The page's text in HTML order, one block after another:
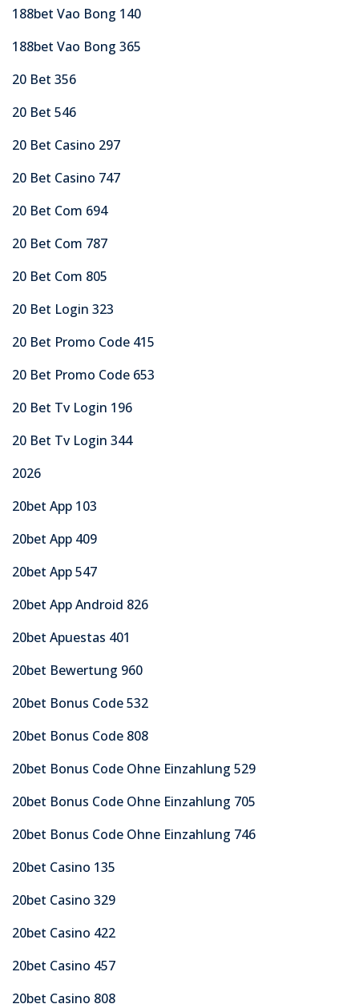
188bet Vao Bong 140
188bet Vao Bong 365
20 Bet 356
20 Bet 546
20 Bet Casino 297
20 Bet Casino 747
20 Bet Com 694
20 Bet Com 787
20 Bet Com 805
20 Bet Login 323
20 Bet Promo Code 415
20 Bet Promo Code 653
20 Bet Tv Login 196
20 Bet Tv Login 344
2026
20bet App 103
20bet App 409
20bet App 547
20bet App Android 826
20bet Apuestas 401
20bet Bewertung 960
20bet Bonus Code 532
20bet Bonus Code 808
20bet Bonus Code Ohne Einzahlung 529
20bet Bonus Code Ohne Einzahlung 705
20bet Bonus Code Ohne Einzahlung 746
20bet Casino 135
20bet Casino 329
20bet Casino 422
20bet Casino 457
20bet Casino 808